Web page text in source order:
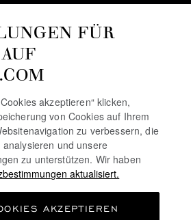
BLEIBEN FÜR
akzeptieren“ klicken,
von Cookies auf Ihrem
zu verbessern, die
und unsere
zu unterstützen. Wir haben
aktualisiert.
AKZEPTIEREN